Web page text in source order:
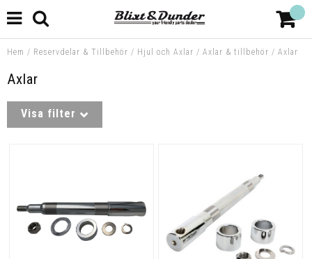
Hem / Reservdelar & Tillbehör / Hjul och Axlar / Axlar & tillbehör / Axlar
Axlar
Visa filter